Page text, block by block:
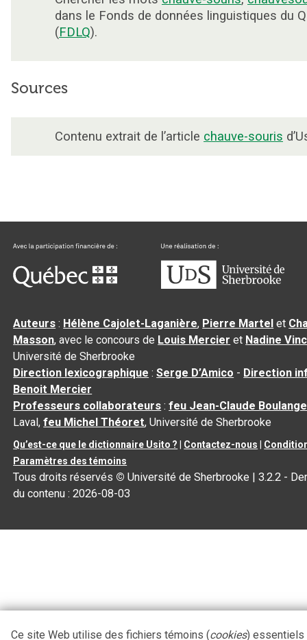
dans le Fonds de données linguistiques du
(FDLQ).
Sources
Contenu extrait de l’article chauve-souris
Auteurs : Hélène Cajolet-Laganière, Pierre Martel et
Masson, avec le concours de Louis Mercier et Nadine
Université de Sherbrooke
Direction lexicographique :Serge D’Amico - Direction
Benoit Mercier
Professeurs collaborateurs :feu Jean-Claude
Laval,feu Michel Théoret, Université de Sherbrooke
Qu’est-ce que le dictionnaire Usito ? Contactez-nous
Paramètres des témoins
Tous droits réservés © Université de Sherbrooke |3.2.2 -
du contenu :2026-08-03
Ce site Web utilise des fichiers témoins (cookies) essentiels